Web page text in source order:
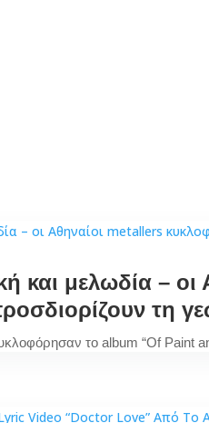
και μελωδία –
τη
το album “Of Paint